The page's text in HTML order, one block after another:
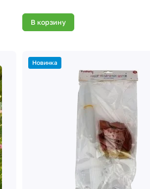
В корзину
Новинка